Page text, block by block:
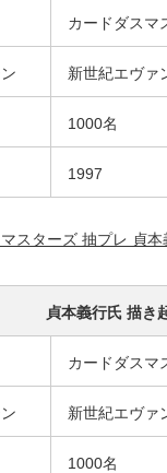
カードダスマ
新世紀エヴァ
1000名
1997
貞本義行氏 描き
カードダスマ
新世紀エヴァ
1000名